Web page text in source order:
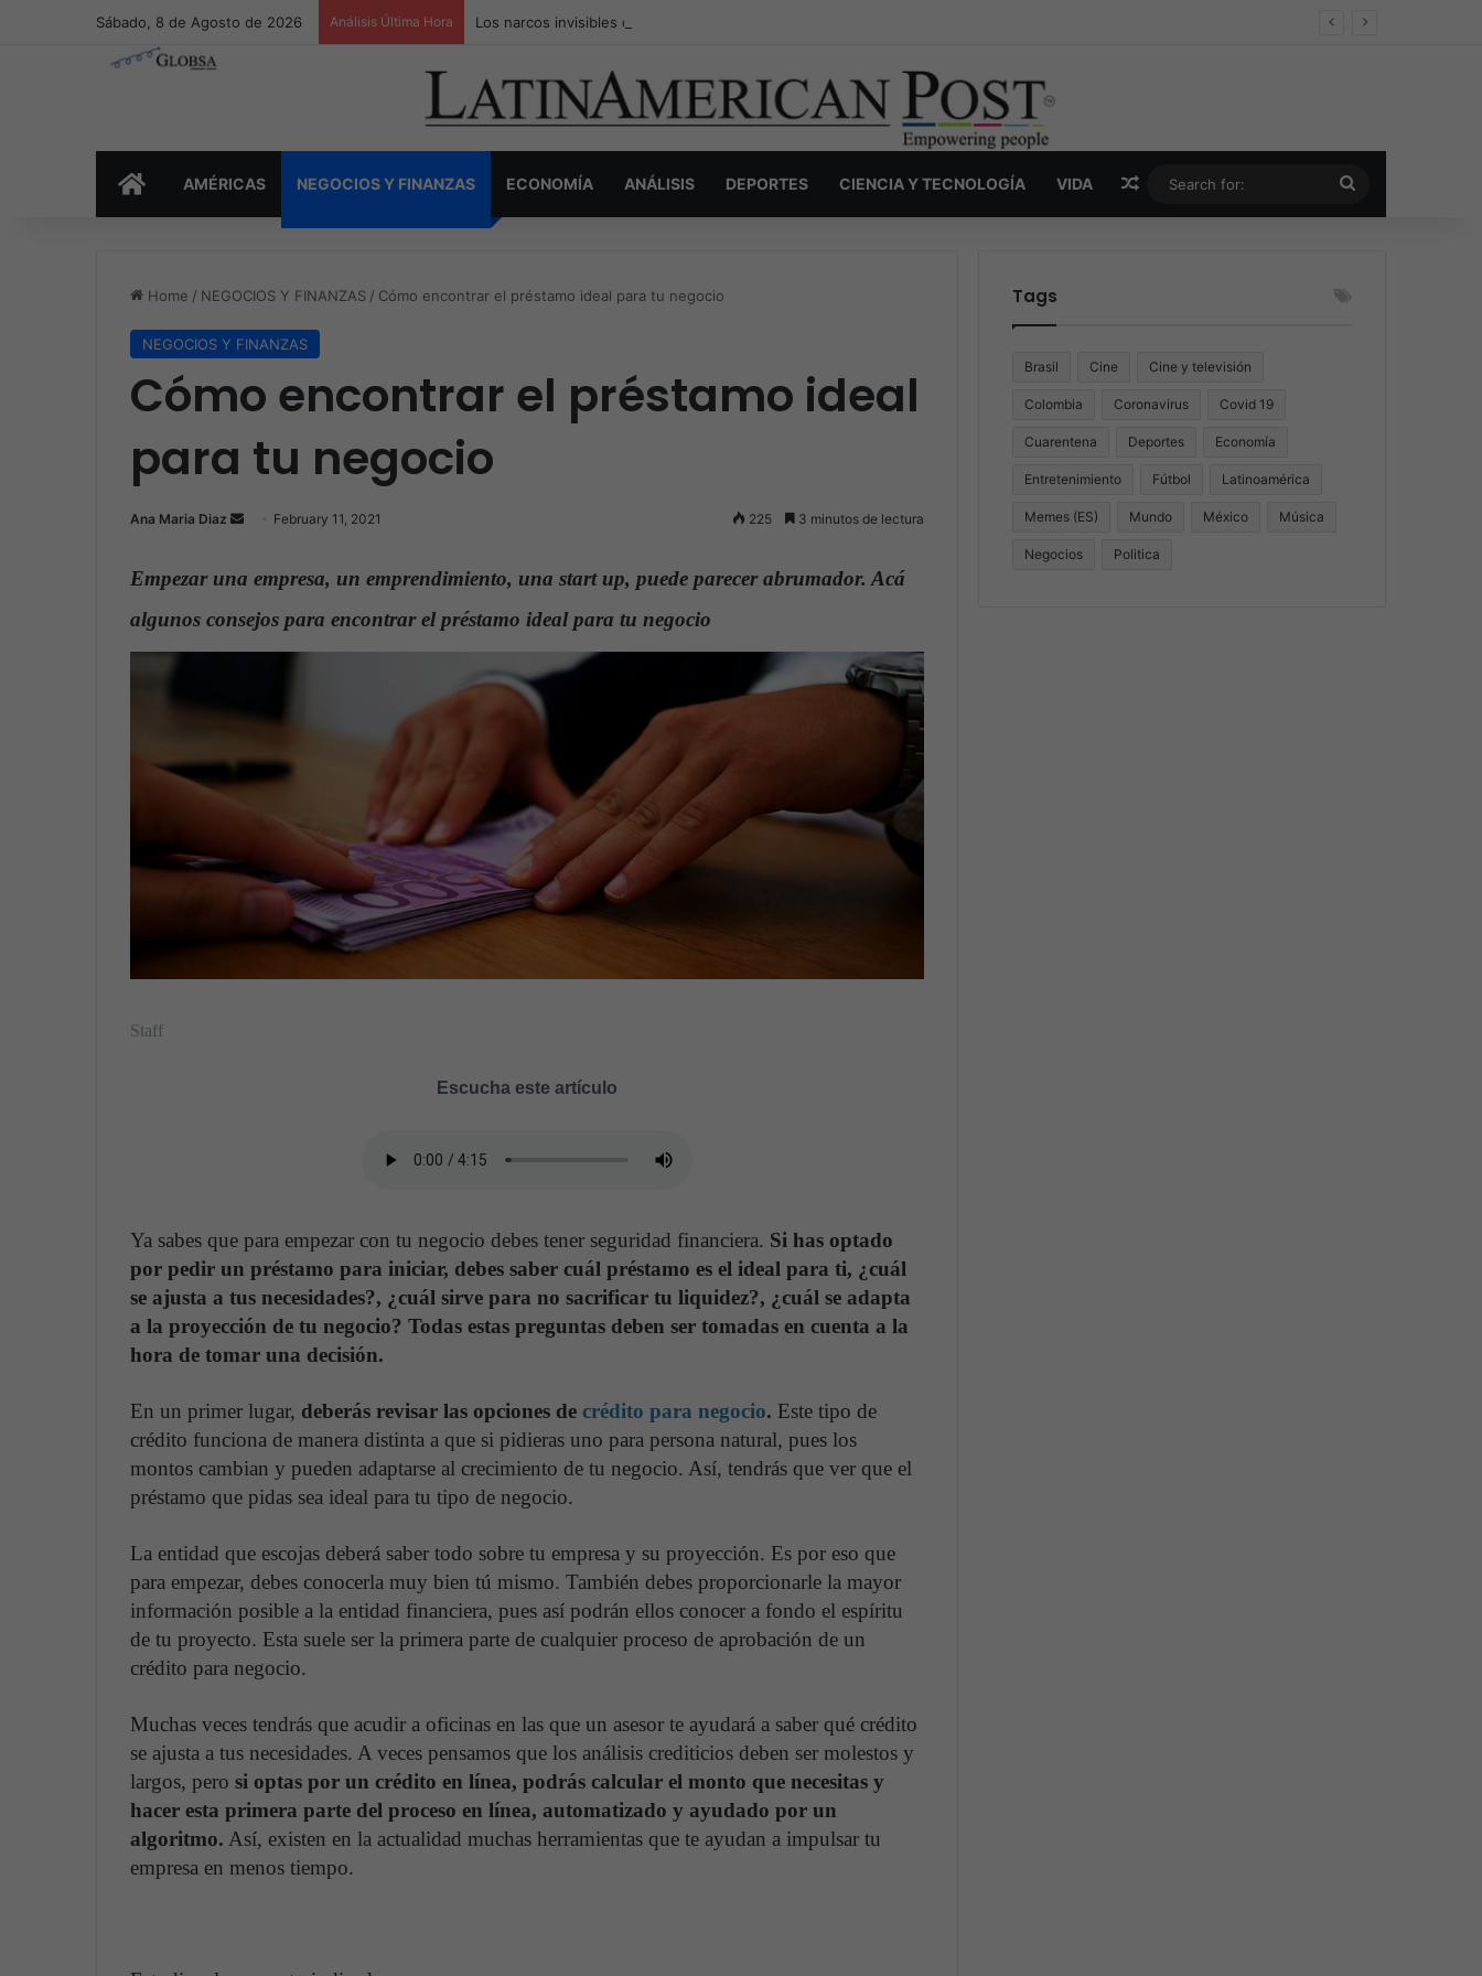
Sábado, 8 de Agosto de 2026 Análisis Última Hora Los narcos invisibles de Colombia: la guerra secreta por la verdad, el poder y la nueva economía de la droga
INICIOAMÉRICAS NEGOCIOS Y FINANZAS ECONOMÍA ANÁLISIS DEPORTES CIENCIA Y TECNOLOGÍA VIDA Random Article
for:
Home / NEGOCIOS Y FINANZAS / Cómo encontrar el préstamo ideal para tu negocio
NEGOCIOS Y FINANZAS
Cómo encontrar el préstamo ideal
para tu negocio
Ana Maria Diaz
n
a
n
i
l
February 11, 2021 225 3 minutos de lectura
Empezar una empresa, un emprendimiento, una start up, puede parecer abrumador. Acá
algunos consejos para encontrar el préstamo ideal para tu negocio
Staff
Escucha este artículo
Ya sabes que para empezar con tu negocio debes tener seguridad financiera. Si has optado
por pedir un préstamo para iniciar, debes saber cuál préstamo es el ideal para ti, ¿cuál
se ajusta a tus necesidades?, ¿cuál sirve para no sacrificar tu liquidez?, ¿cuál se adapta
a la proyección de tu negocio? Todas estas preguntas deben ser tomadas en cuenta a la
hora de tomar una decisión.
En un primer lugar, deberás revisar las opciones de crédito para negocio. Este tipo de
crédito funciona de manera distinta a que si pidieras uno para persona natural, pues los
montos cambian y pueden adaptarse al crecimiento de tu negocio. Así, tendrás que ver que el
préstamo que pidas sea ideal para tu tipo de negocio.
La entidad que escojas deberá saber todo sobre tu empresa y su proyección. Es por eso que
para empezar, debes conocerla muy bien tú mismo. También debes proporcionarle la mayor
información posible a la entidad financiera, pues así podrán ellos conocer a fondo el espíritu
de tu proyecto. Esta suele ser la primera parte de cualquier proceso de aprobación de un
crédito para negocio.
Muchas veces tendrás que acudir a oficinas en las que un asesor te ayudará a saber qué crédito
se ajusta a tus necesidades. A veces pensamos que los análisis crediticios deben ser molestos y
largos, pero si optas por un crédito en línea, podrás calcular el monto que necesitas y
hacer esta primera parte del proceso en línea, automatizado y ayudado por un
algoritmo. Así, existen en la actualidad muchas herramientas que te ayudan a impulsar tu
empresa en menos tiempo.
Tags
Brasil Cine Cine y televisión
Colombia Coronavirus Covid 19
Cuarentena Deportes Economía
Entretenimiento Fútbol Latinoamérica
Memes (ES) Mundo México Música
Negocios Politica